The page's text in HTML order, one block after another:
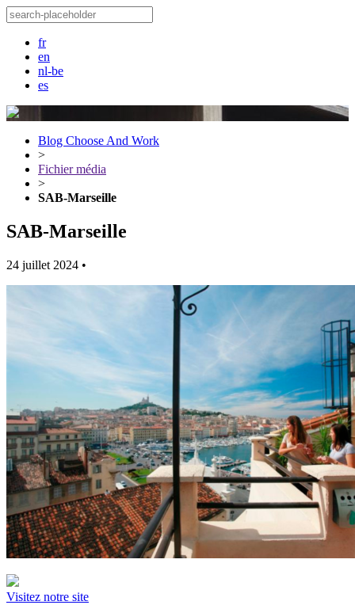
fr
en
nl-be
es
Blog Choose And Work
>
Fichier média
>
SAB-Marseille
SAB-Marseille
24 juillet 2024 •
Visitez notre site